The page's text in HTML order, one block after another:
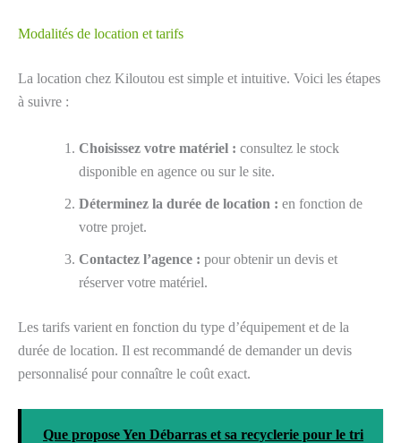
Modalités de location et tarifs
La location chez Kiloutou est simple et intuitive. Voici les étapes
à suivre :
Choisissez votre matériel : consultez le stock
disponible en agence ou sur le site.
Déterminez la durée de location : en fonction de
votre projet.
Contactez l’agence : pour obtenir un devis et
réserver votre matériel.
Les tarifs varient en fonction du type d’équipement et de la
durée de location. Il est recommandé de demander un devis
personnalisé pour connaître le coût exact.
Que propose Yen Débarras et sa recyclerie pour le tri